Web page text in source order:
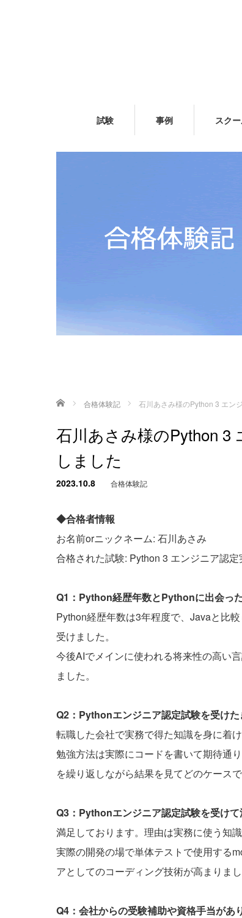
試験 事例 スク
ホーム 合格体験記 石川あさみ様のPython 3 エン
石川あさみ様のPython 3
しました
2023.10.8 合格体験記
◆合格者情報
お名前orニックネーム: 石川あさみ
合格された試験: Python 3 エンジニア認定
Q1：Python経歴年数とPythonに出会っ
Python経歴年数は3年程度で、Javaと比
受けました。
今後AIでメインに使われる将来性の高い
ました。
Q2：Pythonエンジニア認定試験を受けた
転職した会社で実務で得た知識を身に着け
勉強方法は実際にコードを書いて期待通
を繰り返しながら結果を見てどのケース
Q3：Pythonエンジニア認定試験を受け
満足しております。理由は実務に使う知
実際の開発の場で単体テストで使用する
アとしてのコーディング技術が高まりまし
Q4：会社からの受験補助や資格手当があ